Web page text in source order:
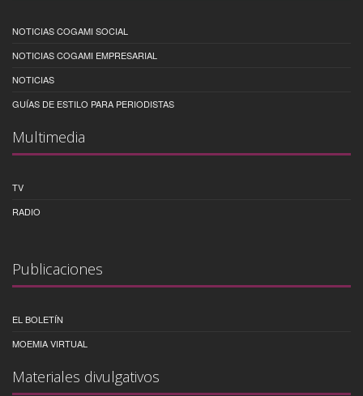
NOTICIAS COGAMI SOCIAL
NOTICIAS COGAMI EMPRESARIAL
NOTICIAS
GUÍAS DE ESTILO PARA PERIODISTAS
Multimedia
TV
RADIO
Publicaciones
EL BOLETÍN
MOEMIA VIRTUAL
Materiales divulgativos